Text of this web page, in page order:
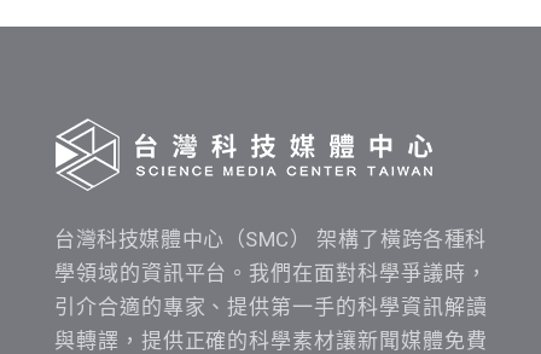
台灣科技媒體中心（SMC） 架構了橫跨各種科
學領域的資訊平台。我們在面對科學爭議時，
引介合適的專家、提供第一手的科學資訊解讀
與轉譯，提供正確的科學素材讓新聞媒體免費